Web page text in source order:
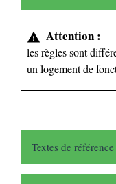
warning Attention :
les règles sont
un logement de
Textes de référence